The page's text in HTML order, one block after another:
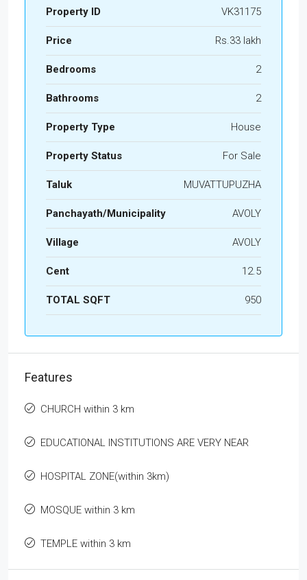
Property ID VK31175
Price Rs.33 lakh
Bedrooms 2
Bathrooms 2
Property Type House
Property Status For Sale
Taluk MUVATTUPUZHA
Panchayath/Municipality AVOLY
Village AVOLY
Cent 12.5
TOTAL SQFT 950
Features
CHURCH within 3 km
EDUCATIONAL INSTITUTIONS ARE VERY NEAR
HOSPITAL ZONE(within 3km)
MOSQUE within 3 km
TEMPLE within 3 km